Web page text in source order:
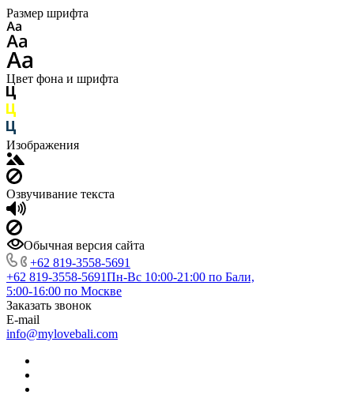
Размер шрифта
Цвет фона и шрифта
Изображения
Озвучивание текста
Обычная версия сайта
+62 819‑3558‑5691‬
+62 819‑3558‑5691‬Пн-Вс 10:00-21:00 по Бали,
5:00-16:00 по Москве
Заказать звонок
E-mail
info@mylovebali.com